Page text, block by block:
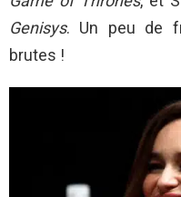
Genisys. Un peu de
brutes !